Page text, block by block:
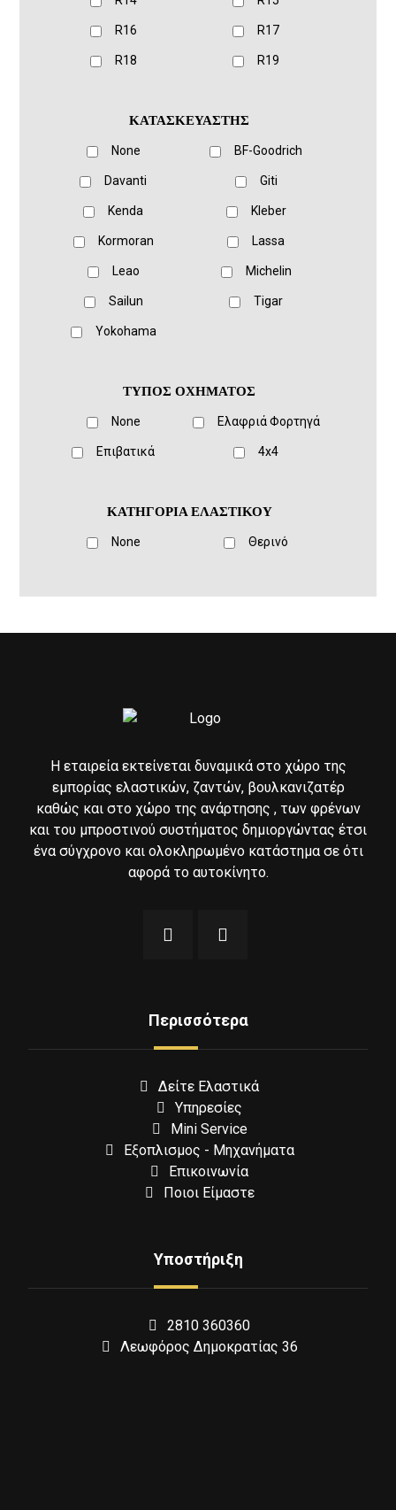
R16 R17
R18 R19
ΚΑΤΑΣΚΕΥΑΣΤΗΣ
None BF-Goodrich
Davanti Giti
Kenda Kleber
Kormoran Lassa
Leao Michelin
Sailun Tigar
Yokohama
ΤΥΠΟΣ ΟΧΗΜΑΤΟΣ
None Ελαφριά Φορτηγά
Eπιβατικά 4x4
ΚΑΤΗΓΟΡΙΑ ΕΛΑΣΤΙΚΟΥ
None Θερινό
Η εταιρεία εκτείνεται δυναμικά στο χώρο της
εμπορίας ελαστικών, ζαντών, βουλκανιζατέρ
καθώς και στο χώρο της ανάρτησης , των φρένων
και του μπροστινού συστήματος δημιοργώντας έτσι
ένα σύγχρονο και ολοκληρωμένο κατάστημα σε ότι
αφορά το αυτοκίνητο.
Περισσότερα
Δείτε Ελαστικά
Υπηρεσίες
Mini Service
Εξοπλισμος - Μηχανήματα
Επικοινωνία
Ποιοι Είμαστε
Υποστήριξη
2810 360360
Λεωφόρος Δημοκρατίας 36